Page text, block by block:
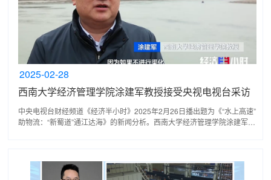
2025-02-28
西南大学经济管理学院涂建军教授接受央视电视台采访
中央电视台财经频道《经济半小时》2025年2月26日播出题为《“水上高速”
助物流：“新蜀道”通江达海》的新闻分析。西南大学经济管理学院涂建军教